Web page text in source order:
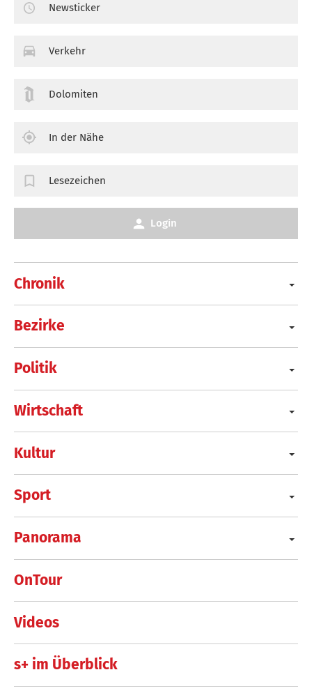
Chronik
Bezirke
Politik
Wirtschaft
Kultur
Sport
Panorama
OnTour
Videos
s+ im Überblick
Newsticker
Verkehr
Dolomiten
In der Nähe
Lesezeichen
Login